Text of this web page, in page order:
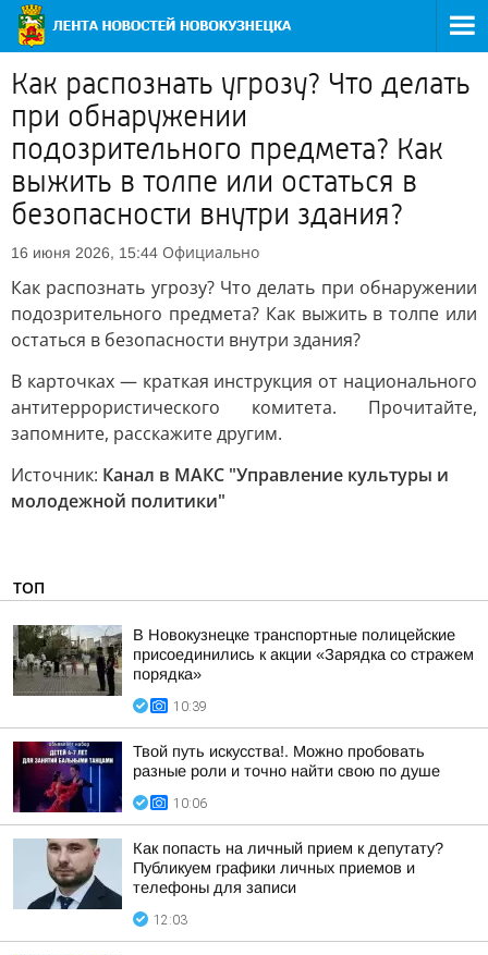
Как распознать угрозу? Что делать
при обнаружении
подозрительного предмета? Как
выжить в толпе или остаться в
безопасности внутри здания?
16 июня 2026, 15:44 Официально
Как распознать угрозу? Что делать при обнаружении
подозрительного предмета? Как выжить в толпе или
остаться в безопасности внутри здания?
В карточках — краткая инструкция от национального
антитеррористического комитета. Прочитайте,
запомните, расскажите другим.
Источник: Канал в МАКС "Управление культуры и
молодежной политики"
ТОП
В Новокузнецке транспортные полицейские
присоединились к акции «Зарядка со стражем
порядка»
10:39
Твой путь искусства!. Можно пробовать
разные роли и точно найти свою по душе
10:06
Как попасть на личный прием к депутату?
Публикуем графики личных приемов и
телефоны для записи
12:03